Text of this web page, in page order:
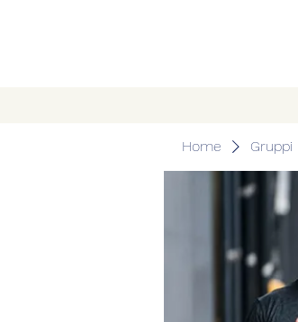
Home Gruppi